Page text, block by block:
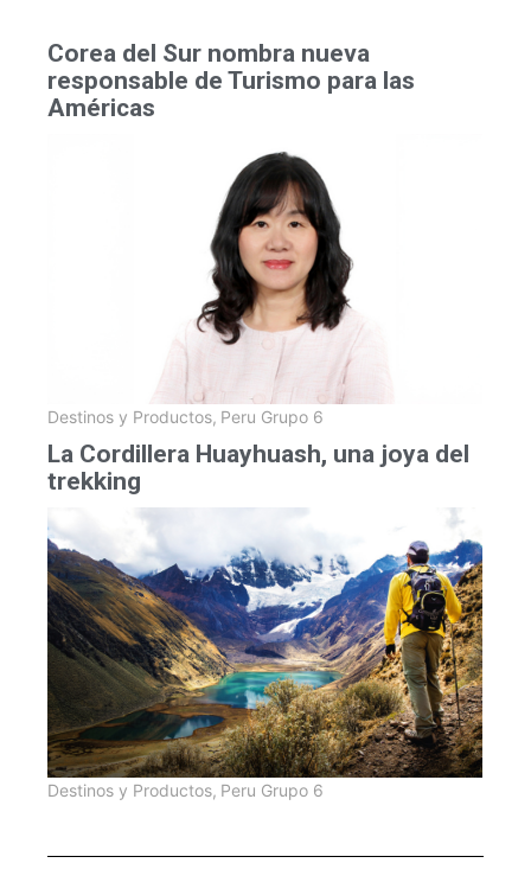
Corea del Sur nombra nueva
responsable de Turismo para las
Américas
Destinos y Productos, Peru Grupo 6
La Cordillera Huayhuash, una joya del
trekking
Destinos y Productos, Peru Grupo 6